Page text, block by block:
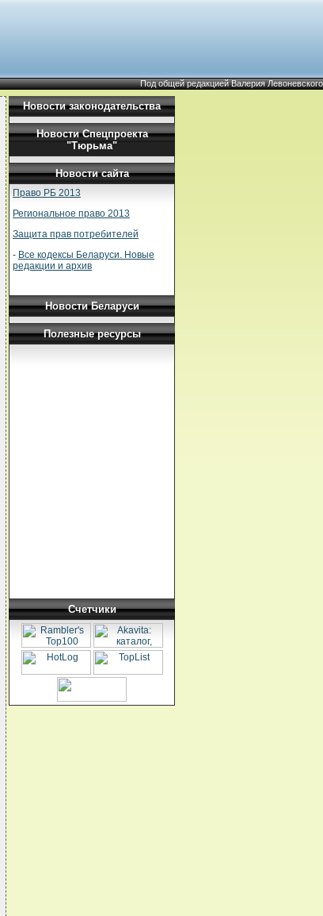
Под общей редакцией Валерия Левоневского
Новости законодательства
Новости Спецпроекта
"Тюрьма"
Новости сайта
Право РБ 2013
Региональное право 2013
Защита прав потребителей
- Все кодексы Беларуси. Новые
редакции и архив
Новости Беларуси
Полезные ресурсы
Счетчики